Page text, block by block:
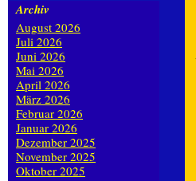
Archiv
August 2026
Juli 2026
Juni 2026
Mai 2026
April 2026
März 2026
Februar 2026
Januar 2026
Dezember 2025
November 2025
Oktober 2025